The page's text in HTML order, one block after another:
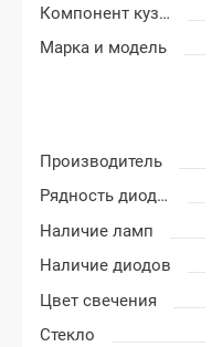
Компонент кузова
Марка и модель
Производитель
Рядность диодов
Наличие ламп
Наличие диодов
Цвет свечения
Стекло